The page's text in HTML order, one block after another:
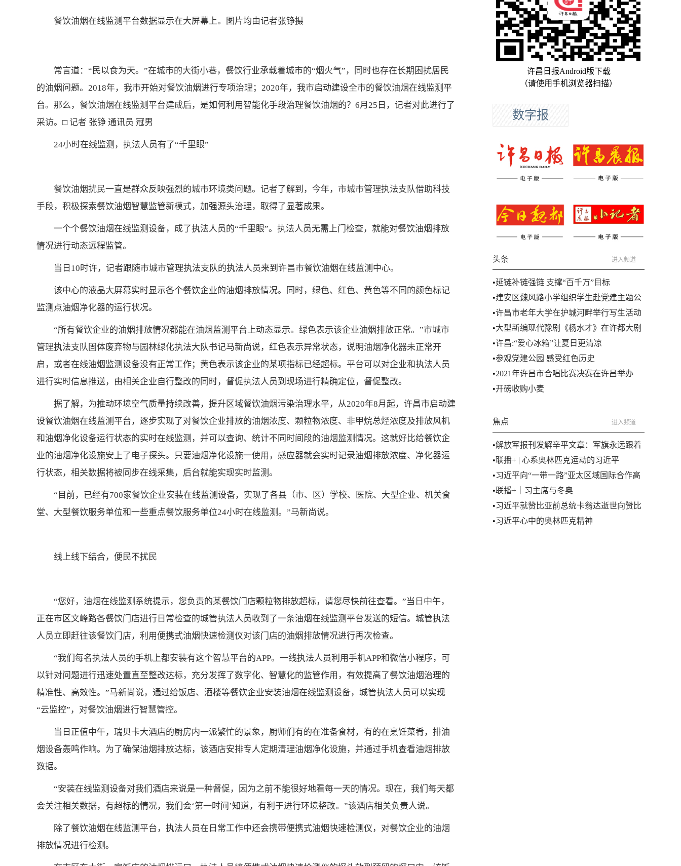
餐饮油烟在线监测平台数据显示在大屏幕上。图片均由记者张铮摄
常言道：“民以食为天。”在城市的大街小巷，餐饮行业承载着城市的“烟火气”，同时也存在长期困扰居民
的油烟问题。2018年，我市开始对餐饮油烟进行专项治理；2020年，我市启动建设全市的餐饮油烟在线监测平
台。那么，餐饮油烟在线监测平台建成后，是如何利用智能化手段治理餐饮油烟的？6月25日，记者对此进行了
采访。□ 记者 张铮 通讯员 冠男
24小时在线监测，执法人员有了“千里眼”
餐饮油烟扰民一直是群众反映强烈的城市环境类问题。记者了解到，今年，市城市管理执法支队借助科技
手段，积极探索餐饮油烟智慧监管新模式，加强源头治理，取得了显著成果。
一个个餐饮油烟在线监测设备，成了执法人员的“千里眼”。执法人员无需上门检查，就能对餐饮油烟排放
情况进行动态远程监管。
当日10时许，记者跟随市城市管理执法支队的执法人员来到许昌市餐饮油烟在线监测中心。
该中心的液晶大屏幕实时显示各个餐饮企业的油烟排放情况。同时，绿色、红色、黄色等不同的颜色标记
监测点油烟净化器的运行状况。
“所有餐饮企业的油烟排放情况都能在油烟监测平台上动态显示。绿色表示该企业油烟排放正常。”市城市
管理执法支队固体废弃物与园林绿化执法大队书记马新尚说，红色表示异常状态，说明油烟净化器未正常开
启，或者在线油烟监测设备没有正常工作；黄色表示该企业的某项指标已经超标。平台可以对企业和执法人员
进行实时信息推送，由相关企业自行整改的同时，督促执法人员到现场进行精确定位，督促整改。
据了解，为推动环境空气质量持续改善，提升区域餐饮油烟污染治理水平，从2020年8月起，许昌市启动建
设餐饮油烟在线监测平台，逐步实现了对餐饮企业排放的油烟浓度、颗粒物浓度、非甲烷总烃浓度及排放风机
和油烟净化设备运行状态的实时在线监测，并可以查询、统计不同时间段的油烟监测情况。这就好比给餐饮企
业的油烟净化设施安上了电子探头。只要油烟净化设施一使用，感应器就会实时记录油烟排放浓度、净化器运
行状态，相关数据将被同步在线采集，后台就能实现实时监测。
“目前，已经有700家餐饮企业安装在线监测设备，实现了各县（市、区）学校、医院、大型企业、机关食
堂、大型餐饮服务单位和一些重点餐饮服务单位24小时在线监测。”马新尚说。
线上线下结合，便民不扰民
“您好，油烟在线监测系统提示，您负责的某餐饮门店颗粒物排放超标，请您尽快前往查看。”当日中午，
正在市区文峰路各餐饮门店进行日常检查的城管执法人员收到了一条油烟在线监测平台发送的短信。城管执法
人员立即赶往该餐饮门店，利用便携式油烟快速检测仪对该门店的油烟排放情况进行再次检查。
“我们每名执法人员的手机上都安装有这个智慧平台的APP。一线执法人员利用手机APP和微信小程序，可
以针对问题进行迅速处置直至整改达标，充分发挥了数字化、智慧化的监管作用，有效提高了餐饮油烟治理的
精准性、高效性。”马新尚说，通过给饭店、酒楼等餐饮企业安装油烟在线监测设备，城管执法人员可以实现
“云监控”，对餐饮油烟进行智慧管控。
当日正值中午，瑞贝卡大酒店的厨房内一派繁忙的景象，厨师们有的在准备食材，有的在烹饪菜肴，排油
烟设备轰鸣作响。为了确保油烟排放达标，该酒店安排专人定期清理油烟净化设施，并通过手机查看油烟排放
数据。
“安装在线监测设备对我们酒店来说是一种督促，因为之前不能很好地看每一天的情况。现在，我们每天都
会关注相关数据，有超标的情况，我们会‘第一时间’知道，有利于进行环境整改。”该酒店相关负责人说。
除了餐饮油烟在线监测平台，执法人员在日常工作中还会携带便携式油烟快速检测仪，对餐饮企业的油烟
排放情况进行检测。
许昌日报Android版下载
（请使用手机浏览器扫描）
数字报
头条 进入频道
•延链补链强链 支撑“百千万”目标
•建安区魏风路小学组织学生赴党建主题公
园参观
•许昌市老年大学在护城河畔举行写生活动
•大型新编现代豫剧《杨水才》在许都大剧
院举行
•许昌:“爱心冰箱”让夏日更清凉
•参观党建公园 感受红色历史
•2021年许昌市合唱比赛决赛在许昌举办
•开磅收购小麦
焦点 进入频道
•解放军报刊发解辛平文章：军旗永远跟着
党旗走——庆祝中国共产党成立100周年
•联播+ | 心系奥林匹克运动的习近平
•习近平向“一带一路”亚太区域国际合作高
级别会议发表书面致辞
•联播+｜习主席与冬奥
•习近平就赞比亚前总统卡翁达逝世向赞比
亚总统伦古致唁电
•习近平心中的奥林匹克精神